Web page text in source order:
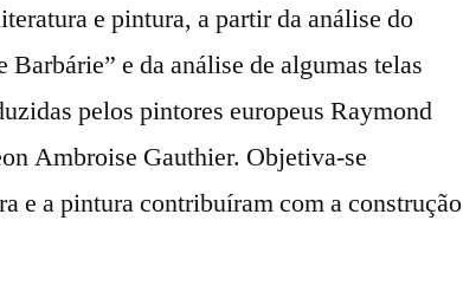
e pintura, a partir da análise do
e da análise de algumas telas
pelos pintores europeus Raymond
Ambroise Gauthier. Objetiva-se
e a pintura contribuíram com a construção